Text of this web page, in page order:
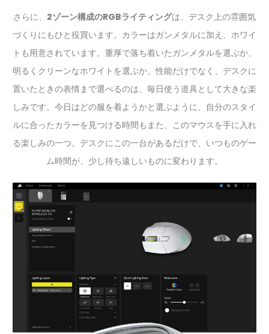
さらに、 2ゾーン構成のRGBライティングは、デスク上の雰囲気
づくりにもひと役買います。カラーはガンメタルに加え、ホワイ
トも用意されています。重厚で落ち着いたガンメタルを選ぶか、
明るくクリーンなホワイトを選ぶか。性能だけでなく、デスクに
置いたときの表情まで選べるのは、毎日使う道具として大きな楽
しみです。今日はどの服を着ようかと選ぶように、自分のスタイ
ルに合ったカラーを見つける時間もまた、このマウスを手に入れ
る楽しみの一つ。デスクにこの一台があるだけで、いつものゲー
ム時間が、少し待ち遠しいものに変わります。